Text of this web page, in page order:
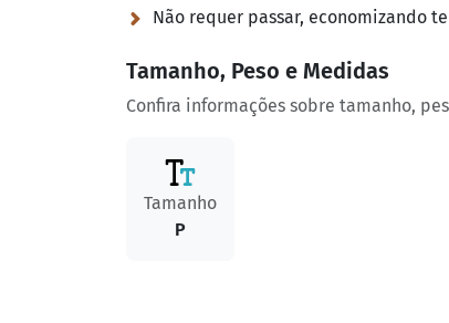
Não requer passar, economizando
Tamanho, Peso e Medidas
Confira informações sobre tamanho,
Tamanho
P